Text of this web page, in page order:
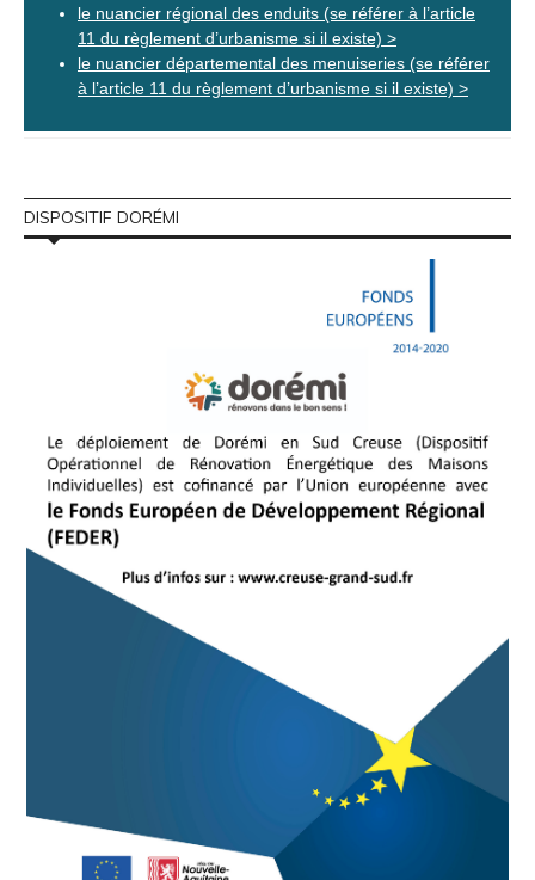
le nuancier régional des enduits (se référer à l’article
11 du règlement d’urbanisme si il existe) >
le nuancier départemental des menuiseries (se référer
à l’article 11 du règlement d’urbanisme si il existe) >
DISPOSITIF DORÉMI